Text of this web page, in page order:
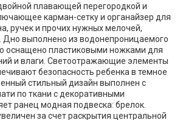
плавающей перегородкой и
карман-сетку и органайзер для
ручек и прочих нужных мелочей,
Дно выполнено из водонепроницаемого
оснащено пластиковыми ножками для
и влаги. Светоотражающие элементы
безопасность ребенка в темное
стильный дизайн выполнен с
по ткани с декоративными
ранец модная подвеска: брелок.
за счет раскрытия центральной